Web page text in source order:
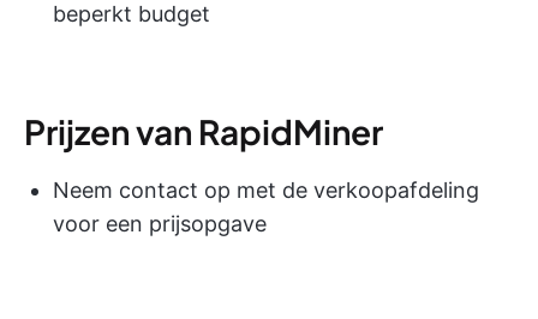
beperkt budget
Prijzen van RapidMiner
Neem contact op met de verkoopafdeling
voor een prijsopgave